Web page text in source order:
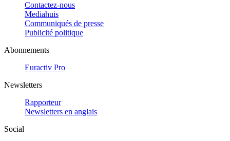
Contactez-nous
Mediahuis
Communiqués de presse
Publicité politique
Abonnements
Euractiv Pro
Newsletters
Rapporteur
Newsletters en anglais
Social